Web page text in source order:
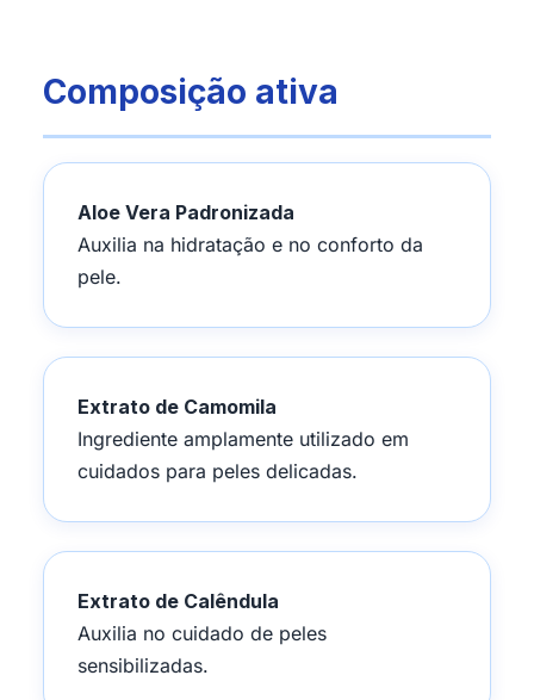
Composição ativa
Aloe Vera Padronizada
Auxilia na hidratação e no conforto da
pele.
Extrato de Camomila
Ingrediente amplamente utilizado em
cuidados para peles delicadas.
Extrato de Calêndula
Auxilia no cuidado de peles
sensibilizadas.